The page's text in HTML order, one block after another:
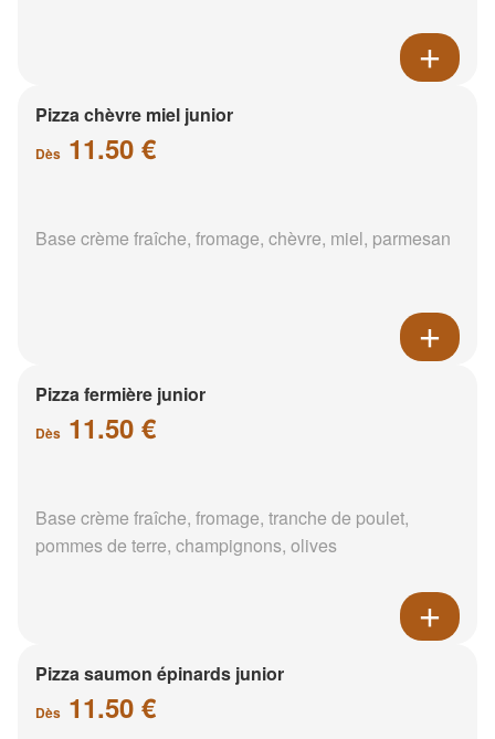
Pizza chèvre miel junior
Dès 11.50 €
Base crème fraîche, fromage, chèvre, miel, parmesan
Pizza fermière junior
Dès 11.50 €
Base crème fraîche, fromage, tranche de poulet,
pommes de terre, champignons, olives
Pizza saumon épinards junior
Dès 11.50 €